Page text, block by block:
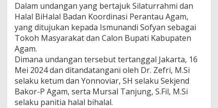
Dalam undangan yang bertajuk Silaturrahmi dan
Halal BiHalal Badan Koordinasi Perantau Agam,
yang ditujukan kepada Ismunandi Sofyan sebagai
Tokoh Masyarakat dan Calon Bupati Kabupaten
Agam.
Dimana undangan tersebut tertanggal Jakarta, 16
Mei 2024 dan ditandatangani oleh Dr. Zefri, M.Si
selaku ketum dan Yonnoviar, SH selaku Sekjend
Bakor-P Agam, serta Mursal Tanjung, S.Fil, M.Si
selaku panitia halal bihalal.